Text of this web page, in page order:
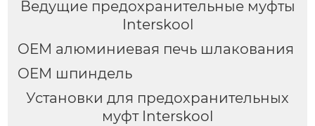
Ведущие предохранительные муфты
Interskool
OEM алюминиевая печь шлакования
OEM шпиндель
Установки для предохранительных
муфт Interskool